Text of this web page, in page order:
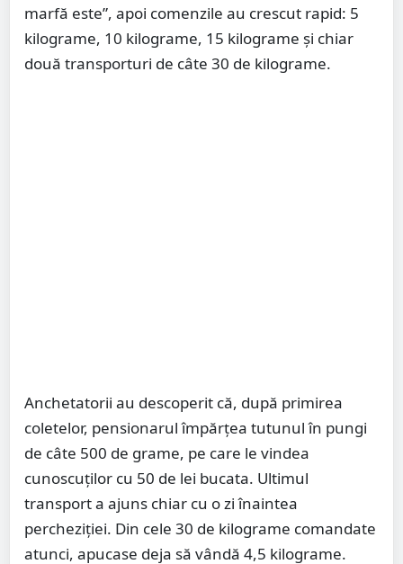
marfă este”, apoi comenzile au crescut rapid: 5
kilograme, 10 kilograme, 15 kilograme și chiar
două transporturi de câte 30 de kilograme.
Anchetatorii au descoperit că, după primirea
coletelor, pensionarul împărțea tutunul în pungi
de câte 500 de grame, pe care le vindea
cunoscuților cu 50 de lei bucata. Ultimul
transport a ajuns chiar cu o zi înaintea
percheziției. Din cele 30 de kilograme comandate
atunci, apucase deja să vândă 4,5 kilograme.